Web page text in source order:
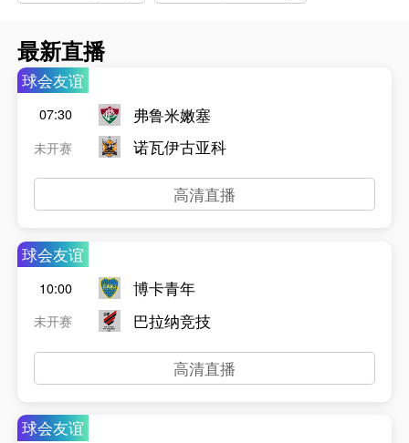
最新直播
球会友谊
07:30
未开赛
弗鲁米嫩塞
诺瓦伊古亚科
高清直播
球会友谊
10:00
未开赛
博卡青年
巴拉纳竞技
高清直播
球会友谊